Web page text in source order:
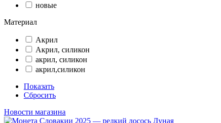
новые
Материал
Акрил
Акрил, силикон
акрил, силикон
акрил,силикон
Показать
Сбросить
Новости магазина